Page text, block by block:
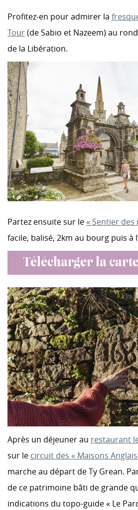
Profitez-en pour admirer la
Tour(de Sabio et Nazeem) au
de la Libération.
Partez ensuite sur le« Sentier des
facile, balisé, 2km au bourg puis à
Télécharger la
Après un déjeuner au restaurant
sur le circuit des « Maisons
marche au départ de Ty Grean.
de ce patrimoine bâti de grande
indications du topo-guide « Le